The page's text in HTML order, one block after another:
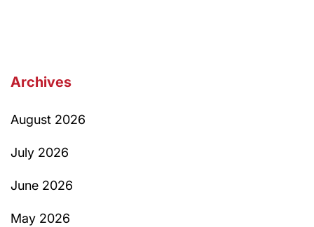
Archives
August 2026
July 2026
June 2026
May 2026